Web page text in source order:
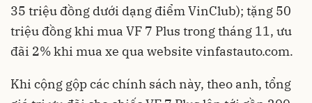
35 triệu đồng dưới dạng điểm VinClub); tặng 50
triệu đồng khi mua VF 7 Plus trong tháng 11, ưu
đãi 2% khi mua xe qua website vinfastauto.com.
Khi cộng gộp các chính sách này, theo anh, tổng